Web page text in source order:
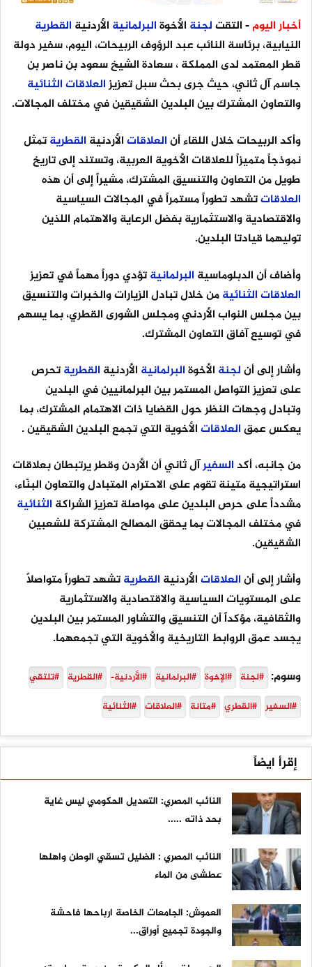
أخبار اليوم- التقتلجنة الأخوةالبرلمانية الأردنية القطرية
النيابية، برئاسة النائب عبد الرؤوف الربيحات، اليوم، سفير دولة
قطر المعتمد لدى المملكة ، سعادة الشيخ سعود بن ناصر بن
جاسم آل ثاني، حيث جرى بحث سبل تعزيزالعلاقاتالثنائية
والتعاون المشترك بين البلدين الشقيقين في مختلف المجالات.
وأكد الربيحات خلال اللقاء أنالعلاقاتالأردنية القطريةتمثل
نموذجاً متميزاً للعلاقات الأخوية العربية، وتستند إلى تاريخ
طويل من التعاون والتنسيق المشترك، مشيراً إلى أن هذه
العلاقاتتشهد تطوراً مستمراً في المجالات السياسية
والاقتصادية والاستثمارية بفضل الرعاية والاهتمام اللذين
توليهما قيادتا البلدين.
وأضاف أن الدبلوماسية البرلمانيةتؤدي دوراً مهماً في تعزيز
العلاقاتالثنائيةمن خلال تبادل الزيارات والخبرات والتنسيق
بين مجلس النواب الأردني ومجلس الشورى القطري، بما يسهم
في توسيع آفاق التعاون المشترك.
وأشار إلى أنلجنة الأخوةالبرلمانية الأردنية القطريةتحرص
على تعزيز التواصل المستمر بين البرلمانيين في البلدين
وتبادل وجهات النظر حول القضايا ذات الاهتمام المشترك، بما
يعكس عمقالعلاقاتالأخوية التي تجمع البلدين الشقيقين .
من جانبه، أكدالسفيرآل ثاني أن الأردن وقطر يرتبطان بعلاقات
استراتيجية متينة تقوم على الاحترام المتبادل والتعاون البنّاء،
مشدداً على حرص البلدين على مواصلة تعزيز الشراكة الثنائية
في مختلف المجالات بما يحقق المصالح المشتركة للشعبين
الشقيقين.
وأشار إلى أنالعلاقاتالأردنية القطريةتشهد تطوراً متواصلاً
على المستويات السياسية والاقتصادية والاستثمارية
والثقافية، مؤكداً أن التنسيق والتشاور المستمر بين البلدين
يجسد عمق الروابط التاريخية والأخوية التي تجمعهما.
وسوم: #لجنة #الإخوة #البرلمانية #الأردنية- #القطرية #تلتقي
#السفير #القطري #متانة #العلاقات #الثنائية
إقرأ ايضاً
النائب المصري: التعديل الحكومي ليس غاية
بحد ذاته .....
النائب المصري : الضليل تسقي الوطن واهلها
عطشى من الماء
العموش: الجامعات الخاصة ارباحها فاحشة
والجودة تجميع أوراق...